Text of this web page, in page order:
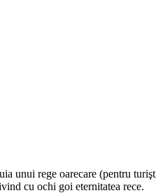
unui rege oarecare (pentru
cu ochi goi eternitatea rece.